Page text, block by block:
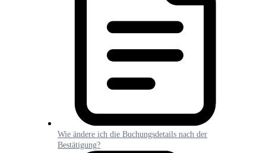
Wie ändere ich die Buchungsdetails nach der
Bestätigung?